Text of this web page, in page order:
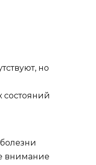
но
внимание